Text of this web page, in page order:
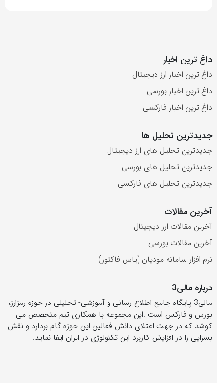
داغ ترین اخبار
داغ ترین اخبار ارز دیجیتال
داغ ترین اخبار بورسی
داغ ترین اخبار فارکسی
جدیدترین تحلیل ها
جدیدترین تحلیل های ارز دیجیتال
جدیدترین تحلیل های بورسی
جدیدترین تحلیل های فارکسی
آخرین مقالات
آخرین مقالات ارز دیجیتال
آخرین مقالات بورسی
نرم افزار سامانه مودیان (یاس فاکتور)
درباره مالی3
مالی3 پایگاه جامع اطلاع رسانی و آموزشی- تحلیلی در حوزه رمزارز،
بورس و فارکس است .این مجموعه با همکاری تیم متخصص می
کوشد که در جهت اعتلای دانش فعالین این حوزه گام بردارد و نقش
بسزایی را در افزایش کاربرد این تکنولوژی در ایران ایفا نماید.